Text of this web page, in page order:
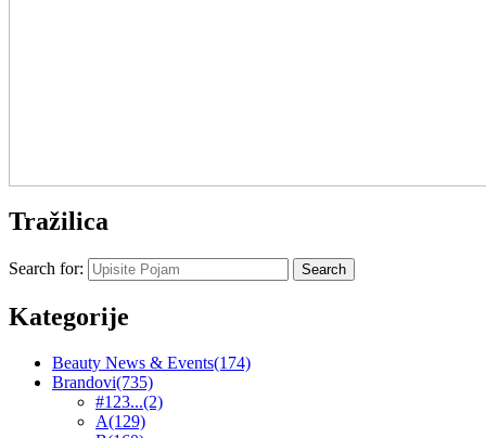
Tražilica
Search for:
Kategorije
Beauty News & Events(174)
Brandovi(735)
#123...(2)
A(129)